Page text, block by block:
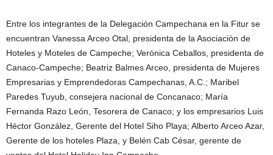
Entre los integrantes de la Delegación Campechana en la Fitur se
encuentran Vanessa Arceo Otal, presidenta de la Asociación de
Hoteles y Moteles de Campeche; Verónica Ceballos, presidenta de
Canaco-Campeche; Beatriz Balmes Arceo, presidenta de Mujeres
Empresarias y Emprendedoras Campechanas, A.C.; Maribel
Paredes Tuyub, consejera nacional de Concanaco; María
Fernanda Razo León, Tesorera de Canaco; y los empresarios Luis
Héctor González, Gerente del Hotel Siho Playa; Alberto Arceo Azar,
Gerente de los hoteles Plaza, y Belén Cab César, gerente de